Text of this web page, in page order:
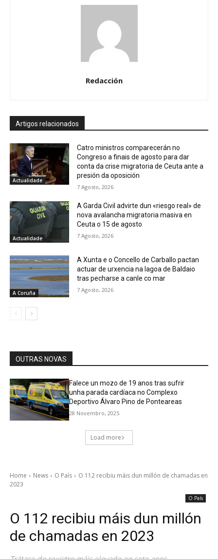
Redacción
Artigos relacionados
Actualidade
Catro ministros comparecerán no
Congreso a finais de agosto para dar
conta da crise migratoria de Ceuta ante a
presión da oposición
7 Agosto, 2026
Actualidade
A Garda Civil advirte dun «riesgo real» de
nova avalancha migratoria masiva en
Ceuta o 15 de agosto
7 Agosto, 2026
A Coruña
A Xunta e o Concello de Carballo pactan
actuar de urxencia na lagoa de Baldaio
tras pecharse a canle co mar
7 Agosto, 2026
OUTRAS NOVAS
Falece un mozo de 19 anos tras sufrir
unha parada cardíaca no Complexo
Deportivo Álvaro Pino de Ponteareas
28 Novembro, 2025
Load more